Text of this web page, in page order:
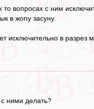
вопросах с ним
в жопу засуну.
исключительно в
ними делать?